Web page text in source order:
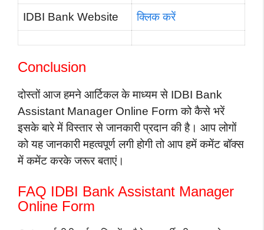
IDBI Bank Website क्लिक करें
Conclusion
दोस्तों आज हमने आर्टिकल के माध्यम से IDBI Bank
Assistant Manager Online Form को कैसे भरें
इसके बारे में विस्तार से जानकारी प्रदान की है। आप लोगों
को यह जानकारी महत्वपूर्ण लगी होगी तो आप हमें कमेंट बॉक्स
में कमेंट करके जरूर बताएं।
FAQ IDBI Bank Assistant Manager
Online Form